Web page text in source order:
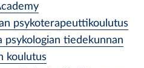
psykoterapeuttikoulutus
psykologian tiedekunnan
koulutus